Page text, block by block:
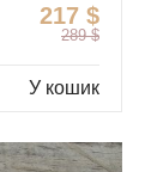
217 $
289 $
У кошик